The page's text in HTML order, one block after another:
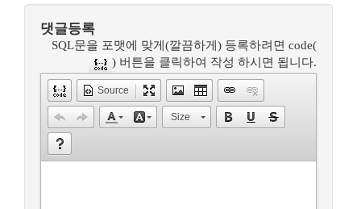
댓글등록
SQL문을 포맷에 맞게(깔끔하게) 등록하려면 code(
) 버튼을 클릭하여 작성 하시면 됩니다.
Source
Size